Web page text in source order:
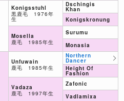
Konigsstuhl
黒鹿毛 1976年
生
Mosella
鹿毛 1985年生
Unfuwain
鹿毛 1985年生
Vadaza
鹿毛 1997年生
Dschingis
Khan
Konigskronung
Surumu
Monasia
Northern
Dancer
Height Of
Fashion
Zafonic
Vadlamixa